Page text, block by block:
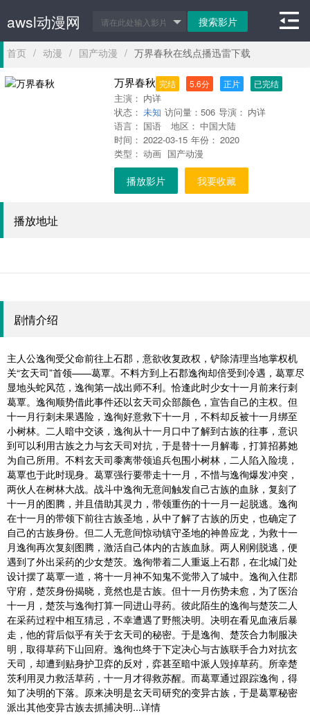
awsl动漫网
首页 / 动漫 / 国产动漫 / 万界春秋在线点播迅雷下载
万界春秋 完结 5.6分 正片 已完结
主演： 内详
状态： 未知 访问量：506 导演： 内详
语言： 国语 地区： 中国大陆
时间： 2022-03-15 年份： 2020
类型： 动画 国产动漫
播放影片 我要收藏
播放地址
剧情介绍
主人公逸徇受父命前往上石郡，意欲收复政权，铲除清理当地掌权机
关“玄天司”首领——葛覃。不料方到上石郡逸徇却倍受到冷遇，葛覃尽
显地头蛇风范，逸徇第一战出师不利。恰逢此时少女十一月前来行刺
葛覃。逸徇顺势借此事件还以玄天司众部颜色，宣告自己的主权。但
十一月行刺未果遇险，逸徇好意救下十一月，不料却反被十一月绑至
小树林。二人暗中交谈，逸徇从十一月口中了解到古族的往事，意识
到可以利用古族之力与玄天司对抗，于是替十一月解毒，打算招募她
为自己所用。不料玄天司黍离带领追兵包围小树林，二人陷入险境，
葛覃也于此时现身。葛覃强行要带走十一月，不惜与逸徇爆发冲突，
两伙人在树林大战。战斗中逸徇无意间触发自己古族的血脉，复刻了
十一月的图腾，并且借助其灵力，带领重伤的十一月一起脱逃。逸徇
在十一月的带领下前往古族圣地，从中了解了古族的历史，也确定了
自己的古族身份。但二人无意间惊动镇守圣地的神兽应龙，为救十一
月逸徇再次复刻图腾，激活自己体内的古族血脉。两人刚刚脱逃，便
遇到了外出采药的少女楚茨。逸徇带着二人重返上石郡，在北城门处
设计摆了葛覃一道，将十一月神不知鬼不觉带入了城中。逸徇入住郡
守府，楚茨身份揭晓，竟然也是古族。但十一月伤势未愈，为了医治
十一月，楚茨与逸徇打算一同进山寻药。彼此陌生的逸徇与楚茨二人
在采药过程中相互猜忌，不幸遭遇了野熊决明。决明在看见血液后暴
走，他的背后似乎有关于玄天司的秘密。于是逸徇、楚茨合力制服决
明，取得草药下山回府。逸徇也终于下定决心与古族联手合力对抗玄
天司，却遭到贴身护卫弈的反对，弈甚至暗中派人毁掉草药。所幸楚
茨利用灵力救活草药，十一月才得救苏醒。而葛覃通过跟踪逸徇，得
知了决明的下落。原来决明是玄天司研究的变异古族，于是葛覃秘密
派出其他变异古族去抓捕决明...详情